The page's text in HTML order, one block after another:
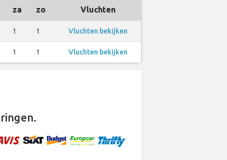
za zo Vluchten
1 1 Vluchten bekijken
1 1 Vluchten bekijken